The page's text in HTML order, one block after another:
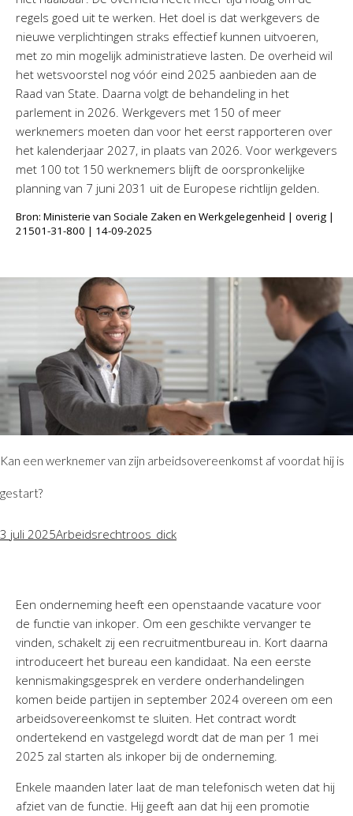
regels goed uit te werken. Het doel is dat werkgevers de
nieuwe verplichtingen straks effectief kunnen uitvoeren,
met zo min mogelijk administratieve lasten. De overheid wil
het wetsvoorstel nog vóór eind 2025 aanbieden aan de
Raad van State. Daarna volgt de behandeling in het
parlement in 2026. Werkgevers met 150 of meer
werknemers moeten dan voor het eerst rapporteren over
het kalenderjaar 2027, in plaats van 2026. Voor werkgevers
met 100 tot 150 werknemers blijft de oorspronkelijke
planning van 7 juni 2031 uit de Europese richtlijn gelden.
Bron: Ministerie van Sociale Zaken en Werkgelegenheid | overig |
21501-31-800 | 14-09-2025
Kan een werknemer van zijn arbeidsovereenkomst af voordat hij is
gestart?
3 juli 2025Arbeidsrechtroos_dick
Een onderneming heeft een openstaande vacature voor
de functie van inkoper. Om een geschikte vervanger te
vinden, schakelt zij een recruitmentbureau in. Kort daarna
introduceert het bureau een kandidaat. Na een eerste
kennismakingsgesprek en verdere onderhandelingen
komen beide partijen in september 2024 overeen om een
arbeidsovereenkomst te sluiten. Het contract wordt
ondertekend en vastgelegd wordt dat de man per 1 mei
2025 zal starten als inkoper bij de onderneming.
Enkele maanden later laat de man telefonisch weten dat hij
afziet van de functie. Hij geeft aan dat hij een promotie